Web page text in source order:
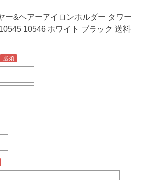
ー&ヘアーアイロンホルダー タワー
10546 ホワイト ブラック 送料